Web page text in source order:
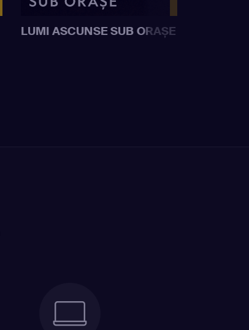
LUMI ASCUNSE SUB ORAȘE